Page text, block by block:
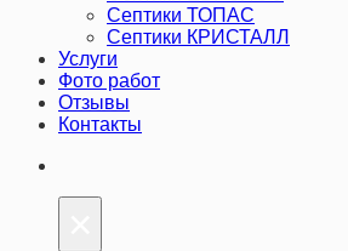
Септики ТОПАС
Септики КРИСТАЛЛ
Услуги
Фото работ
Отзывы
Контакты